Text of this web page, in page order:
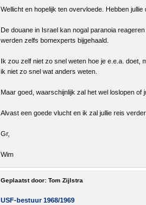
Wellicht en hopelijk ten overvloede. Hebben
De douane in Israel kan nogal paranoia
werden zelfs bomexperts bijgehaald.
Ik zou zelf niet zo snel weten hoe je e.e.a.
ik niet zo snel wat anders weten.
Maar goed, waarschijnlijk zal het wel loslopen of
Alvast een goede vlucht en ik zal jullie reis verder
Gr,
Wim
Geplaatst door: Tom Zijlstra
USF-bestuur 1968/1969